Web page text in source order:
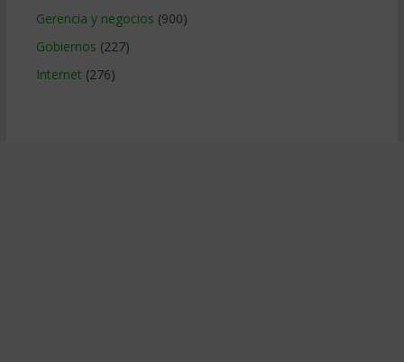
Gerencia y negocios (900)
Gobiernos (227)
Internet (276)